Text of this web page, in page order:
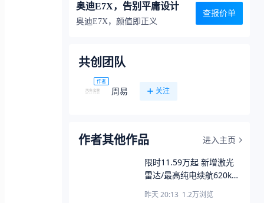
奥迪E7X，告别平庸设计
奥迪E7X，颜值即正义
查报价单
共创团队
作者
周易 关注
作者其他作品
进入主页
限时11.59万起 新增激光
雷达/最高纯电续航620km
新款深蓝S05上市
昨天 20:13 1.2万浏览